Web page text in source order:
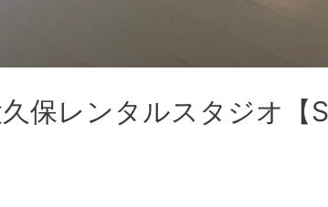
保レンタルスタジオ【